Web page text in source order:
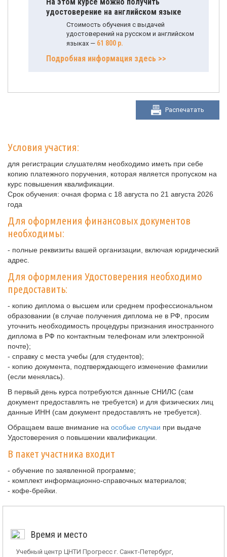
удостоверение на английском языке
Стоимость обучения с выдачей
удостоверений на русском и английском
языках — 61 800 р.
Подробная информация здесь >>
Распечатать
Условия участия:
для регистрации слушателям необходимо иметь при себе
копию платежного поручения, которая является пропуском на
курс повышения квалификации.
Срок обучения: очная форма с 18 августа по 21 августа 2026
года
Для оформления финансовых документов
необходимы:
- полные реквизиты вашей организации, включая юридический
адрес.
Для оформления Удостоверения необходимо
предоставить:
- копию диплома о высшем или среднем профессиональном
образовании (в случае получения диплома не в РФ, просим
уточнить необходимость процедуры признания иностранного
диплома в РФ по контактным телефонам или электронной
почте);
- справку с места учебы (для студентов);
- копию документа, подтверждающего изменение фамилии
(если менялась).
В первый день курса потребуются данные СНИЛС (сам
документ предоставлять не требуется) и для физических лиц
данные ИНН (сам документ предоставлять не требуется).
Обращаем ваше внимание на особые случаи при выдаче
Удостоверения о повышении квалификации.
В пакет участника входит
- обучение по заявленной программе;
- комплект информационно-справочных материалов;
- кофе-брейки.
Время и место
Учебный центр ЦНТИ Прогресс г. Санкт-Петербург,